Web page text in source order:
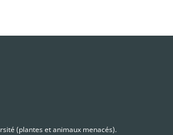
(plantes et animaux menacés).